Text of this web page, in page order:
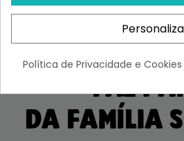
FAZ
DA FAMÍLIA
Política de Privacidade e Cookies